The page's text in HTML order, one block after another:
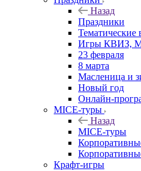
Назад
Праздники
Тематические
Игры КВИЗ,
23 февраля
8 марта
Масленица и
Новый год
Онлайн-
MICE‑туры
Назад
MICE‑туры
Крафт-игры